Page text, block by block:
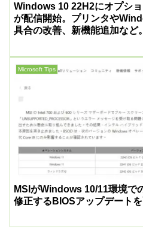
Windows 10 22H2にオプシ
が配信開始。プリンタや
具合の改善、新機能追加など
Microsoft Tips
MSIがWindows 10/11環境で
修正するBIOSアップデート